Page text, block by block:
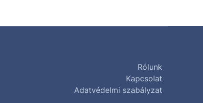
Rólunk
Kapcsolat
Adatvédelmi szabályzat